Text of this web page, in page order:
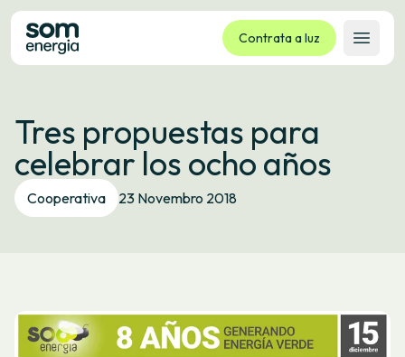
Contrata a luz
Abrir
Tarifas
Servizos
Empresas
La cooperativa
Idioma: ES GL EU
Tres propuestas para
celebrar los ocho años
Cooperativa 23 Novembro 2018